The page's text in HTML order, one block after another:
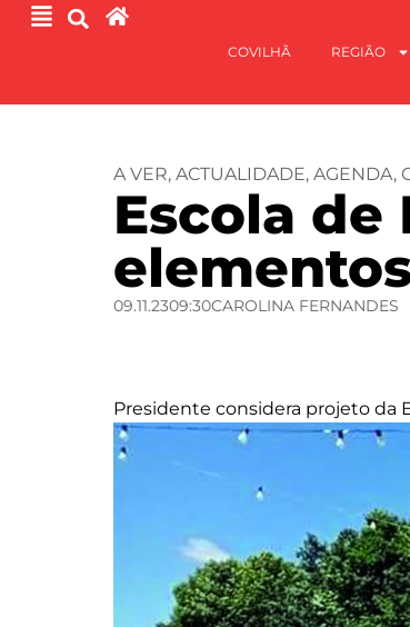
COVILHÃ REGIÃO
A VER, ACTUALIDADE, AGENDA,
Escola de
09.11.2309:30CAROLINA FERNANDES
Presidente considera projeto da